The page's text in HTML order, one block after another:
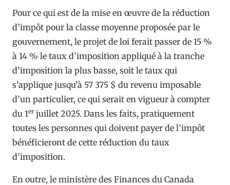
Pour ce qui est de la mise en œuvre de la réduction
d’impôt pour la classe moyenne proposée par le
gouvernement, le projet de loi ferait passer de 15 %
à 14 % le taux d’imposition appliqué à la tranche
d’imposition la plus basse, soit le taux qui
s’applique jusqu’à 57 375 $ du revenu imposable
d’un particulier, ce qui serait en vigueur à compter
du 1er juillet 2025. Dans les faits, pratiquement
toutes les personnes qui doivent payer de l’impôt
bénéficieront de cette réduction du taux
d’imposition.
En outre, le ministère des Finances du Canada